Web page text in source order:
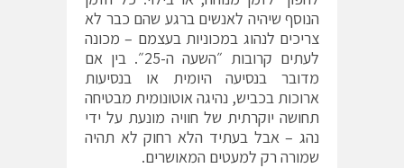
הנוסף שיהיה לאנשים ברגע שהם כבר לא
צריכים לנהוג במכוניות בעצמם – מכונה
לעתים קרובות ״השעה ה-25״. בין אם
מדובר בנסיעה היומית או בנסיעות
ארוכות בכביש, נהיגה אוטונומית מבטיחה
תחושה יוקרתית של חוויה מונעת על ידי
נהג – אבל בעתיד הלא רחוק לא תהיה
שמורה רק למעטים המאושרים.